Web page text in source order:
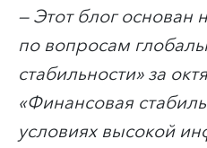
— Этот блог основан
по вопросам
стабильности» за
«Финансовая
условиях высокой